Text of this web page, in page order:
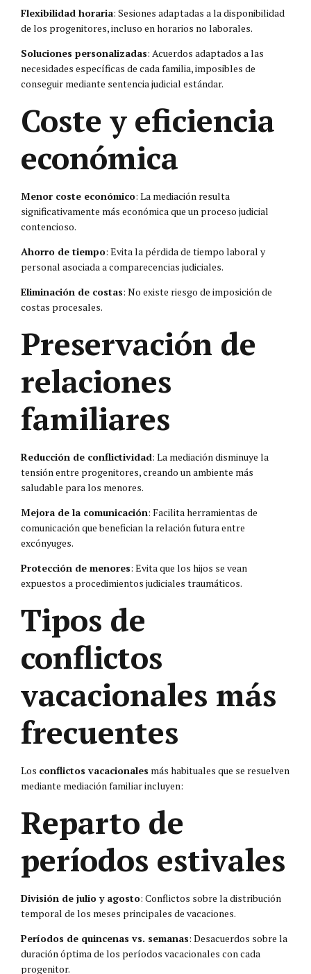
Flexibilidad horaria: Sesiones adaptadas a la disponibilidad
de los progenitores, incluso en horarios no laborales.
Soluciones personalizadas: Acuerdos adaptados a las
necesidades específicas de cada familia, imposibles de
conseguir mediante sentencia judicial estándar.
Coste y eficiencia
económica
Menor coste económico: La mediación resulta
significativamente más económica que un proceso judicial
contencioso.
Ahorro de tiempo: Evita la pérdida de tiempo laboral y
personal asociada a comparecencias judiciales.
Eliminación de costas: No existe riesgo de imposición de
costas procesales.
Preservación de
relaciones
familiares
Reducción de conflictividad: La mediación disminuye la
tensión entre progenitores, creando un ambiente más
saludable para los menores.
Mejora de la comunicación: Facilita herramientas de
comunicación que benefician la relación futura entre
excónyuges.
Protección de menores: Evita que los hijos se vean
expuestos a procedimientos judiciales traumáticos.
Tipos de
conflictos
vacacionales más
frecuentes
Los conflictos vacacionales más habituales que se resuelven
mediante mediación familiar incluyen:
Reparto de
períodos estivales
División de julio y agosto: Conflictos sobre la distribución
temporal de los meses principales de vacaciones.
Períodos de quincenas vs. semanas: Desacuerdos sobre la
duración óptima de los períodos vacacionales con cada
progenitor.